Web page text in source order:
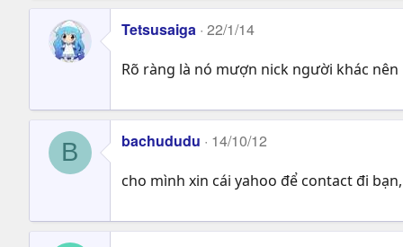
Tetsusaiga 22/1/14
Rõ ràng là nó mượn nick người khác
B bachududu 14/10/12
cho mình xin cái yahoo để contact đi